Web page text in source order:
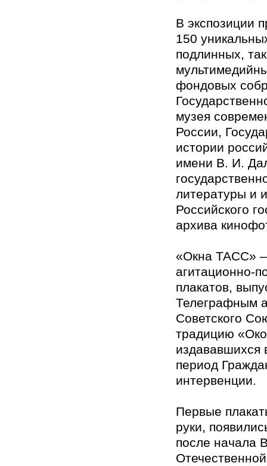
В экспозиции
150
подлинных,
фондовых
музея
России,
истории
имени В. И.
литературы и
Российского
архива
«Окна ТАСС»
агитационно-
плакатов,
Телеграфным
Советского
традицию
издававшихся
период
интервенции.
Первые
руки,
после начала